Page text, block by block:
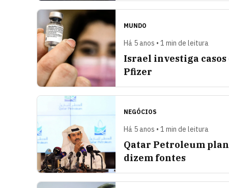
MUNDO
Há 5 anos • 1 min de leitura
Israel investiga
Pfizer
NEGÓCIOS
Há 5 anos • 1 min de leitura
Qatar Petroleum
dizem fontes